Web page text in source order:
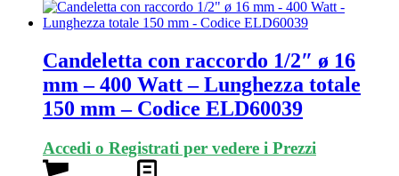
Candeletta con raccordo 1/2″ ø 16
mm – 400 Watt – Lunghezza totale
150 mm – Codice ELD60039
Accedi o Registrati per vedere i Prezzi